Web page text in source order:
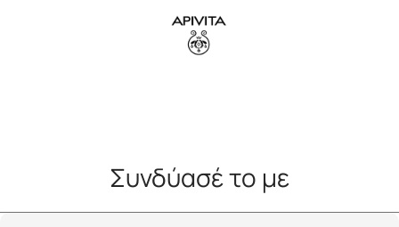
Συνδύασέ το με